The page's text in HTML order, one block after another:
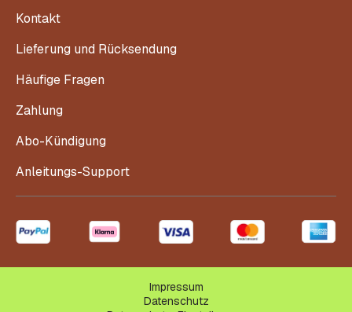
Kontakt
Lieferung und Rücksendung
Häufige Fragen
Zahlung
Abo-Kündigung
Anleitungs-Support
Impressum
Datenschutz